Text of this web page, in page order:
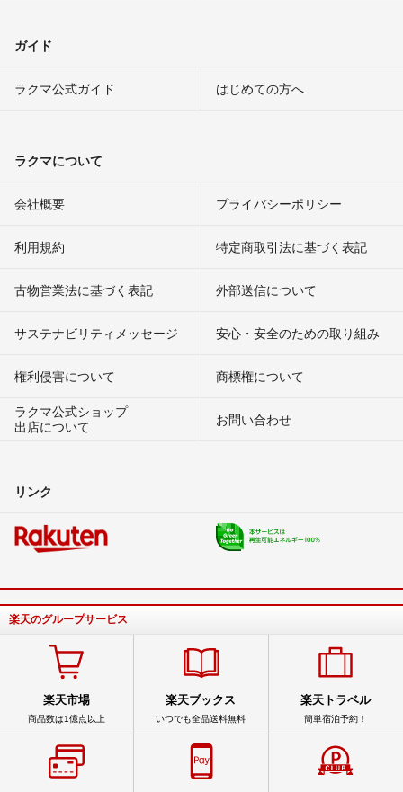
ガイド
ラクマ公式ガイド はじめての方へ
ラクマについて
会社概要 プライバシーポリシー
利用規約 特定商取引法に基づく表記
古物営業法に基づく表記 外部送信について
サステナビリティメッセージ 安心・安全のための取り組み
権利侵害について
商標権について
ラクマ公式ショップ
出店について
お問い合わせ
リンク
楽天のグループサービス
楽天市場
商品数は1億点以上
楽天ブックス
いつでも全品送料無料
楽天トラベル
簡単宿泊予約！